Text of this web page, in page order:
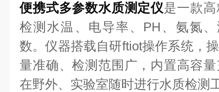
便携式多参数水质测定仪是一款
检测水温、电导率、PH、氨氮
数。仪器搭载自研ftiot操作系统，
量准确、检测范围广，内置高容
在野外、实验室随时进行水质检测